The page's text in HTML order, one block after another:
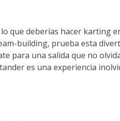
que deberías hacer karting
building, prueba esta
para una salida que no
es una experiencia